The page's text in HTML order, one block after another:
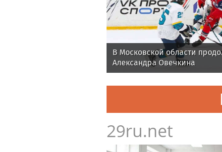
В Московской области
Александра Овечкина
29ru.net